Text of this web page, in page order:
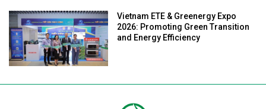
Vietnam ETE & Greenergy Expo
2026: Promoting Green Transition
and Energy Efficiency